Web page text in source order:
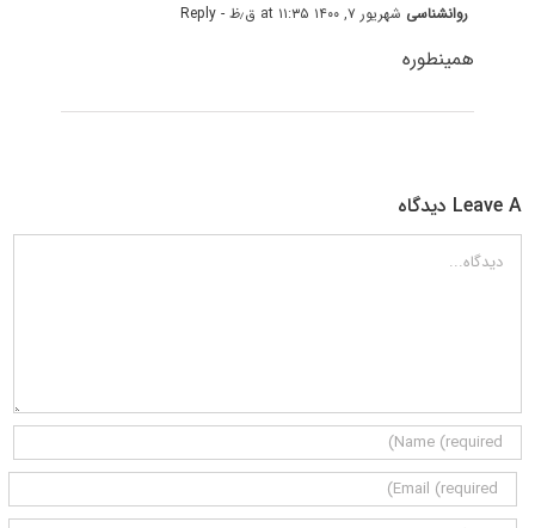
روانشناسی شهریور ۷, ۱۴۰۰ at ۱۱:۳۵ ق٫ظ - Reply
همینطوره
Leave A دیدگاه
دیدگاه